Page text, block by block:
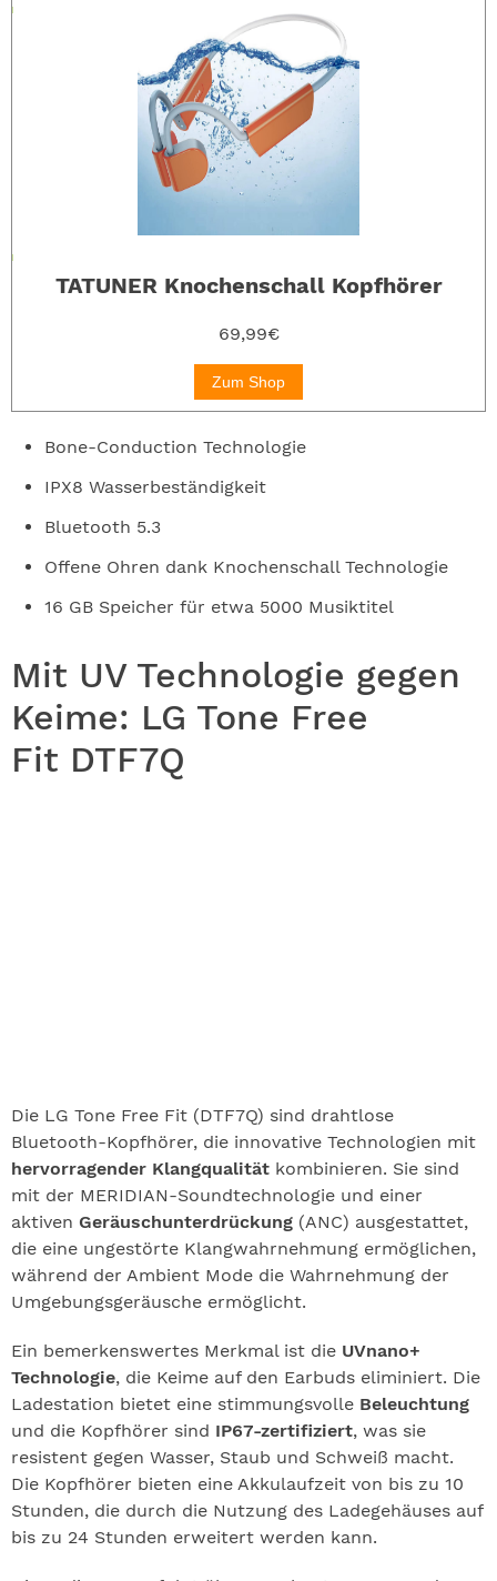
TATUNER Knochenschall Kopfhörer
69,99€
Zum Shop
Bone-Conduction Technologie
IPX8 Wasserbeständigkeit
Bluetooth 5.3
Offene Ohren dank Knochenschall Technologie
16 GB Speicher für etwa 5000 Musiktitel
Mit UV Technologie gegen
Keime: LG Tone Free
Fit DTF7Q
Die LG Tone Free Fit (DTF7Q) sind drahtlose
Bluetooth-Kopfhörer, die innovative Technologien mit
hervorragender Klangqualität kombinieren. Sie sind
mit der MERIDIAN-Soundtechnologie und einer
aktiven Geräuschunterdrückung (ANC) ausgestattet,
die eine ungestörte Klangwahrnehmung ermöglichen,
während der Ambient Mode die Wahrnehmung der
Umgebungsgeräusche ermöglicht.
Ein bemerkenswertes Merkmal ist die UVnano+
Technologie, die Keime auf den Earbuds eliminiert. Die
Ladestation bietet eine stimmungsvolle Beleuchtung
und die Kopfhörer sind IP67-zertifiziert, was sie
resistent gegen Wasser, Staub und Schweiß macht.
Die Kopfhörer bieten eine Akkulaufzeit von bis zu 10
Stunden, die durch die Nutzung des Ladegehäuses auf
bis zu 24 Stunden erweitert werden kann.